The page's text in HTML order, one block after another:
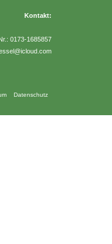
Kontakt:
0173-1685857
Datenschutz